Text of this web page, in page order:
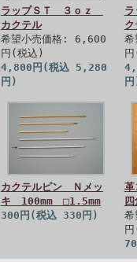
ラップＳＴ ３ｏｚ
カクテル
希望小売価格: 6,600
円(税込)
4,800円(税込 5,280
円)
ク
カクテルピン Ｎメッ
キ 100mm □1.5mm
300円(税込 330円)